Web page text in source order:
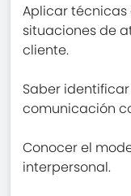
Aplicar
situaciones de
cliente.
Saber
comunicación
Conocer el
interpersonal.